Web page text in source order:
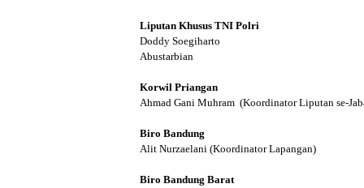
Liputan Khusus TNI Polri
Doddy Soegiharto
Abustarbian
Korwil Priangan
Ahmad Gani Muhram (Koordinator Liputan se-
Biro Bandung
Alit Nurzaelani (Koordinator Lapangan)
Biro Bandung Barat